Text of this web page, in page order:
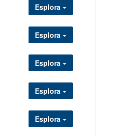
Esplora
Esplora
Esplora
Esplora
Esplora